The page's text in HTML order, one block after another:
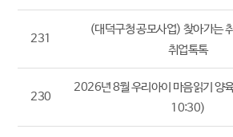
231
(대덕구청 공모사업) 찾아가는
취업톡톡
230
2026년 8월 우리아이 마음읽기 양
10:30)